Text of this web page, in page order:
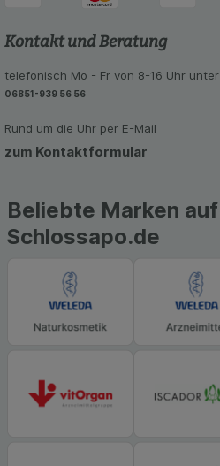
Kontakt und Beratung
telefonisch Mo - Fr von 8-16 Uhr unter
06851-939 56 56
Rund um die Uhr per E-Mail
zum Kontaktformular
Beliebte Marken auf
Schlossapo.de